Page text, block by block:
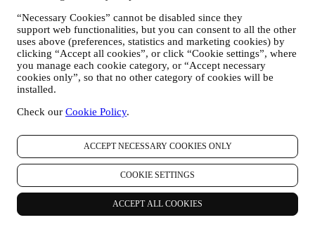
“Necessary Cookies” cannot be disabled since they
support web functionalities, but you can consent to all the other
uses above (preferences, statistics and marketing cookies) by
clicking “Accept all cookies”, or click “Cookie settings”, where
you manage each cookie category, or “Accept necessary
cookies only”, so that no other category of cookies will be
installed.
Check our Cookie Policy.
ACCEPT NECESSARY COOKIES ONLY
COOKIE SETTINGS
ACCEPT ALL COOKIES
estándar de la industria (incluidos los píxeles de seguimiento
en los correos electrónicos) para ayudarnos a monitorizar
nuestros boletines informativos. Este procesamiento se basa
en su consentimiento para recibir comunicaciones de
marketing personalizadas de nuestra parte. La opción de
suscripción se puede ejercer en los puntos donde se recopila
información personal seleccionando la casilla de verificación
comunicaciones o actualizaciones de marketing en cualquier
momento, de forma gratuita, a través de los métodos que se
muestran como parte de la comunicación (por ejemplo, para darse de
baja de la newsletter puede hacer clic en el enlace para darse de baja
que aparece en la parte inferior de cada correo electrónico). En
cualquier caso, si desea poner fin a cualquiera de nuestras
actividades de marketing, envíenos un correo electrónico a